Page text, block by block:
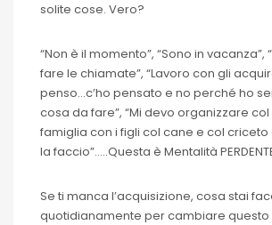
solite cose. Vero?
“Non è il momento”, “Sono in vacanza”,
fare le chiamate”, “Lavoro con gli
penso…c’ho pensato e no perché ho
cosa da fare”, “Mi devo organizzare
famiglia con i figli col cane e col criceto
la faccio”…..Questa è Mentalità
Se ti manca l’acquisizione, cosa stai
quotidianamente per cambiare questo